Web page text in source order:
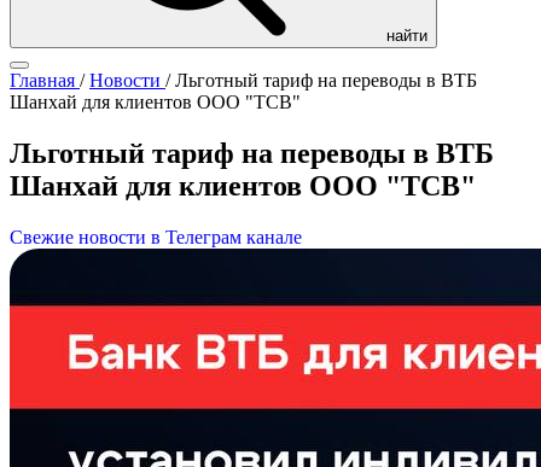
найти
Главная / Новости / Льготный тариф на переводы в ВТБ
Шанхай для клиентов ООО "ТСВ"
Льготный тариф на переводы в ВТБ
Шанхай для клиентов ООО "ТСВ"
Свежие новости в Телеграм канале